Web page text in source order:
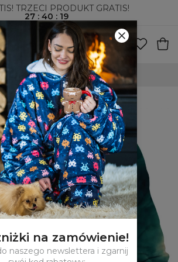
TRZECI PRODUKT GRATIS!
27: 40 : 18
ZA POBRANIEM I DO PACZKOMATÓW
na zamówienie!
naszego newslettera i zgarnij